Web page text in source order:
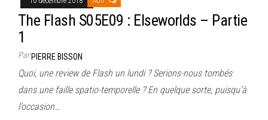
The Flash S05E09 : Elseworlds – Partie
1
ParPIERRE BISSON
Quoi, une review de Flash un lundi ? Serions-nous tombés
dans une faille spatio-temporelle ? En quelque sorte, puisqu’à
l’occasion…